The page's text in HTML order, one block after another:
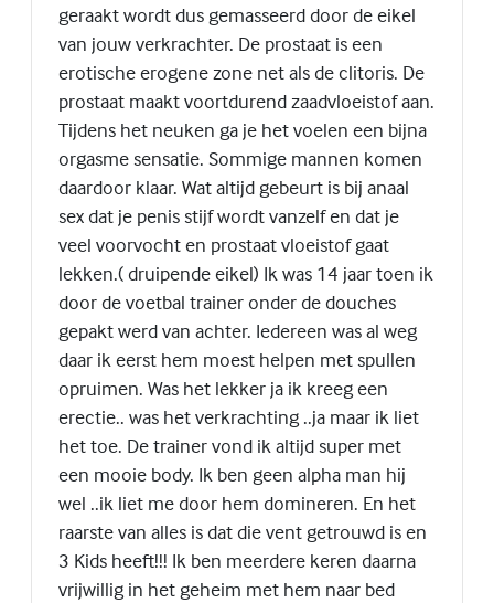
geraakt wordt dus gemasseerd door de eikel
van jouw verkrachter. De prostaat is een
erotische erogene zone net als de clitoris. De
prostaat maakt voortdurend zaadvloeistof aan.
Tijdens het neuken ga je het voelen een bijna
orgasme sensatie. Sommige mannen komen
daardoor klaar. Wat altijd gebeurt is bij anaal
sex dat je penis stijf wordt vanzelf en dat je
veel voorvocht en prostaat vloeistof gaat
lekken.( druipende eikel) Ik was 14 jaar toen ik
door de voetbal trainer onder de douches
gepakt werd van achter. Iedereen was al weg
daar ik eerst hem moest helpen met spullen
opruimen. Was het lekker ja ik kreeg een
erectie.. was het verkrachting ..ja maar ik liet
het toe. De trainer vond ik altijd super met
een mooie body. Ik ben geen alpha man hij
wel ..ik liet me door hem domineren. En het
raarste van alles is dat die vent getrouwd is en
3 Kids heeft!!! Ik ben meerdere keren daarna
vrijwillig in het geheim met hem naar bed